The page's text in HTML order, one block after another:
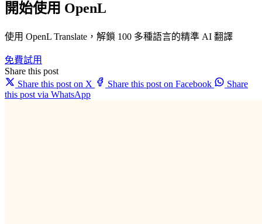
開始使用 OpenL
使用 OpenL Translate，解鎖 100 多種語言的精準 AI 翻譯
免費試用
Share this post
Share this post on X
Share this post on Facebook
Share
this post via WhatsApp